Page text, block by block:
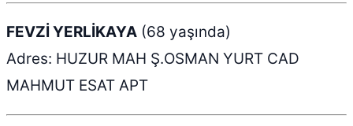
FEVZİ YERLİKAYA (68 yaşında)
Adres: HUZUR MAH Ş.OSMAN YURT CAD
MAHMUT ESAT APT